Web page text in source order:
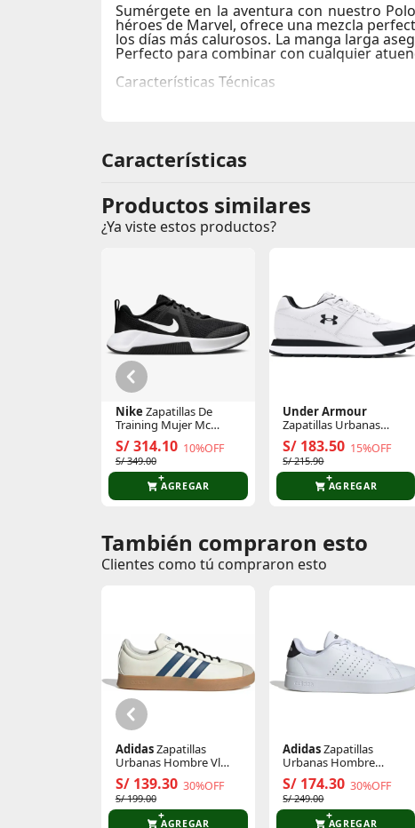
Sumérgete en la aventura con nuestro
héroes de Marvel, ofrece una mezcla
los días más calurosos. La manga larga
Perfecto para combinar con cualquier
Características Técnicas
Jersey de alta calidad para una
Características
Productos similares
¿Ya viste estos productos?
Nike Zapatillas De
Training Mujer Mc
Trainer 3
S/ 314.10 10%OFF
S/ 349.00
AGREGAR
Under Armour
Zapatillas Urbanas
Hombre Essential
Runner
S/ 183.50 15%OFF
S/ 215.90
AGREGAR
Comentarios de clientes
Comentarios de clientes que compraron este
También compraron esto
Clientes como tú compraron esto
AdidasZapatillas
Urbanas Hombre Vl
Court Base
S/ 139.30 30%OFF
S/ 199.00
AGREGAR
AdidasZapatillas
Urbanas Hombre
Advantage 2.0
S/ 174.30 30%OFF
S/ 249.00
AGREGAR